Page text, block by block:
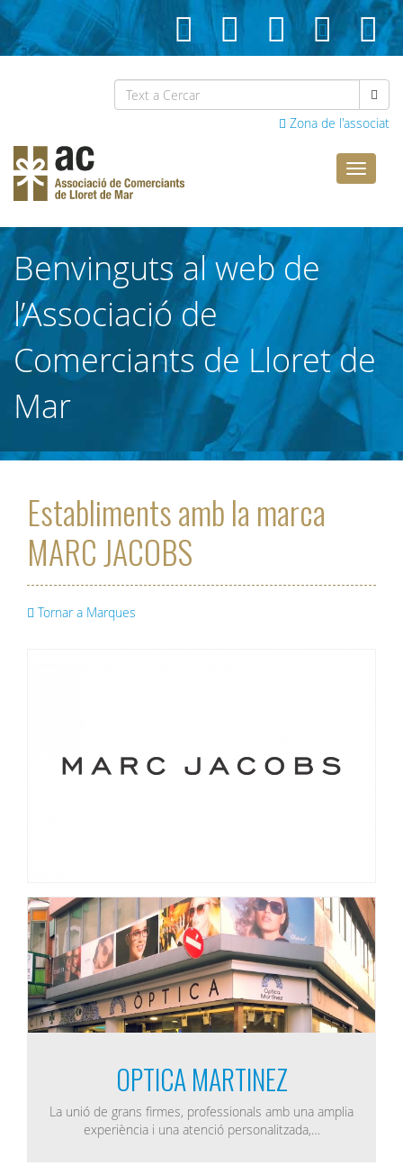
Zona de l'associat
Lloret
Benvinguts al web de
l’Associació de
Comerciants de Lloret de
Mar
Establiments amb la marca
MARC JACOBS
Tornar a Marques
OPTICA MARTINEZ
La unió de grans firmes, professionals amb una amplia
experiència i una atenció personalitzada,…